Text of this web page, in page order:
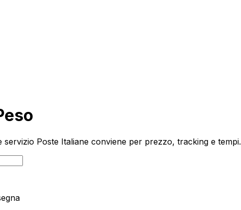
Poste Italiane conviene per prezzo, tracking e tempi.